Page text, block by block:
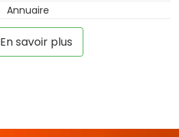
Annuaire
En savoir plus